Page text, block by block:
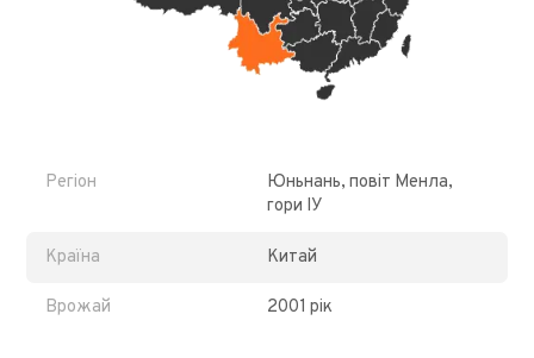
Регіон
Юньнань, повіт Менла,
гори ІУ
Країна Китай
Врожай 2001 рік